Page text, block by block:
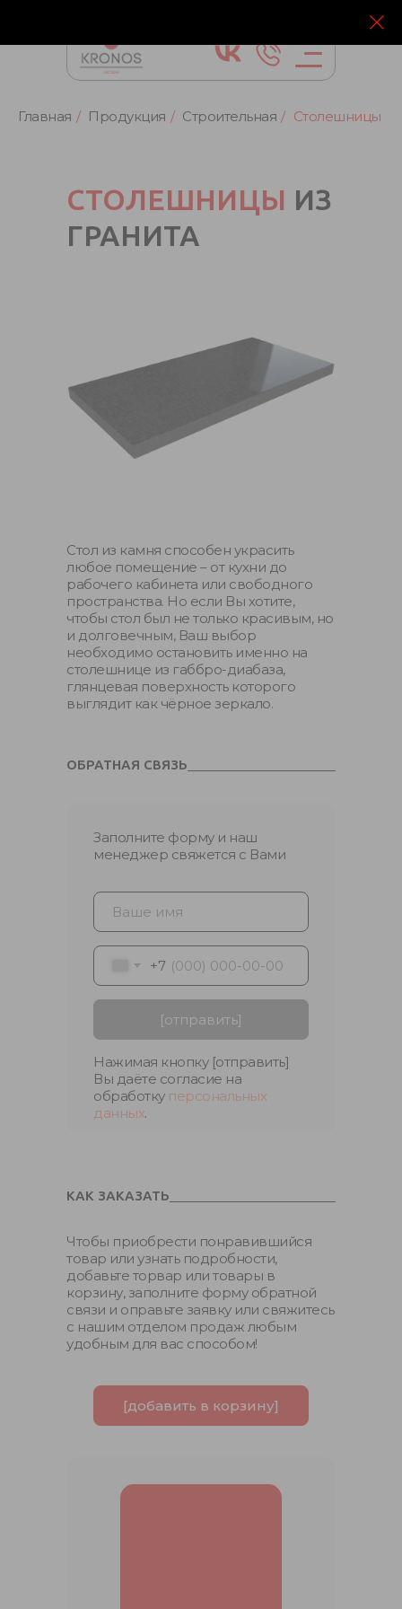
Главная / Продукция / Строительная / Столешницы
СТОЛЕШНИЦЫ ИЗ
ГРАНИТА
Стол из камня способен украсить
любое помещение – от кухни до
рабочего кабинета или свободного
пространства. Но если Вы хотите,
чтобы стол был не только красивым, но
и долговечным, Ваш выбор
необходимо остановить именно на
столешнице из габбро-диабаза,
глянцевая поверхность которого
выглядит как чёрное зеркало.
ОБРАТНАЯ СВЯЗЬ
Заполните форму и наш
менеджер свяжется с Вами
+7
[отправить]
Нажимая кнопку [отправить]
Вы даёте согласие на
обработку персональных
данных.
КАК ЗАКАЗАТЬ
Чтобы приобрести понравившийся
товар или узнать подробности,
добавьте торвар или товары в
корзину, заполните форму обратной
связи и оправьте заявку или свяжитесь
с нашим отделом продаж любым
удобным для вас способом!
[добавить в корзину]